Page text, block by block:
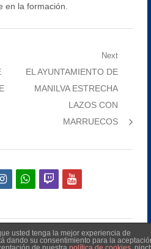
en la formación.
Next
Next
post:
EL AYUNTAMIENTO DE
MANILVA ESTRECHA
LAZOS CON
MARRUECOS
instagramwhatsapp
twitchyoutube
usted tenga la mejor experiencia de
dando su consentimiento para la